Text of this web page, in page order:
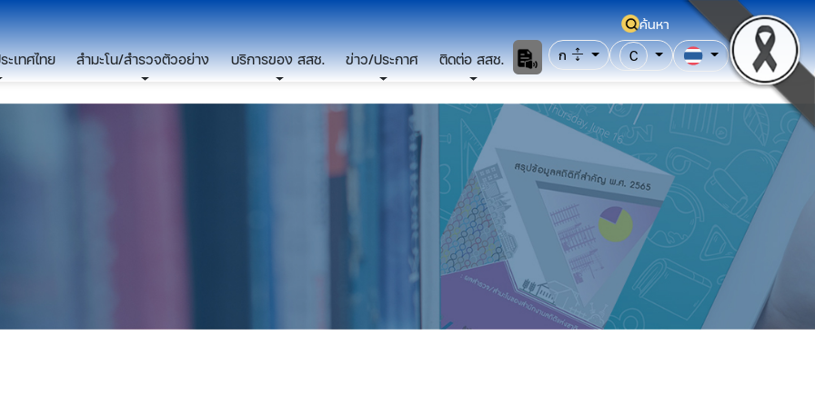
เทศไทย สำมะโน/สำรวจตัวอย่าง บริการของ สสช. ข่าว/ประกาศ ติดต่อ สสช.
ค้นหา
ก
C